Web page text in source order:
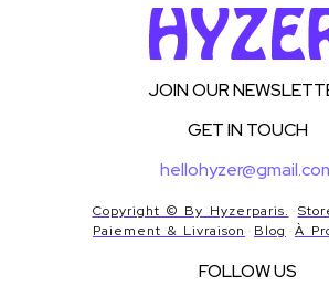
JOIN OUR
GET IN TOUCH
Copyright © By Hyzerparis.
Paiement & Livraison
Blog À
FOLLOW US